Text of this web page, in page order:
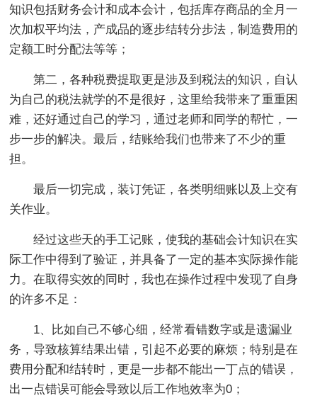
知识包括财务会计和成本会计，包括库存商品的全月一
次加权平均法，产成品的逐步结转分步法，制造费用的
定额工时分配法等等；
第二，各种税费提取更是涉及到税法的知识，自认
为自己的税法就学的不是很好，这里给我带来了重重困
难，还好通过自己的学习，通过老师和同学的帮忙，一
步一步的解决。最后，结账给我们也带来了不少的重
担。
最后一切完成，装订凭证，各类明细账以及上交有
关作业。
经过这些天的手工记账，使我的基础会计知识在实
际工作中得到了验证，并具备了一定的基本实际操作能
力。在取得实效的同时，我也在操作过程中发现了自身
的许多不足：
1、比如自己不够心细，经常看错数字或是遗漏业
务，导致核算结果出错，引起不必要的麻烦；特别是在
费用分配和结转时，更是一步都不能出一丁点的错误，
出一点错误可能会导致以后工作地效率为0；